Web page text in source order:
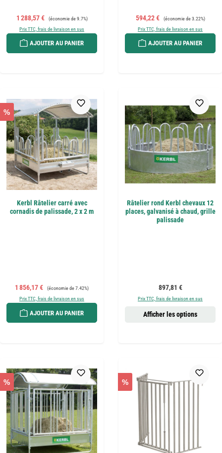
Prix de vente :
1 288,57 € Prix régulier :
(économie de 9.7%)
Prix TTC, frais de livraison en sus
AJOUTER AU PANIER
Prix de vente :
594,22 € Prix régulier :
(économie de 3.22%)
Prix TTC, frais de livraison en sus
AJOUTER AU PANIER
%
Kerbl Râtelier carré avec
cornadis de palissade, 2 x 2 m
Prix de vente :
1 856,17 € Prix régulier :
(économie de 7.42%)
Prix TTC, frais de livraison en sus
AJOUTER AU PANIER
Râtelier rond Kerbl chevaux 12
places, galvanisé à chaud, grille
palissade
Prix régulier :
897,81 €
Prix TTC, frais de livraison en sus
Afficher les options
% %